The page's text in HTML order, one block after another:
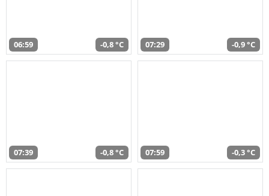
06:59 -0,8 °C 07:29 -0,9 °C
07:39 -0,8 °C 07:59 -0,3 °C